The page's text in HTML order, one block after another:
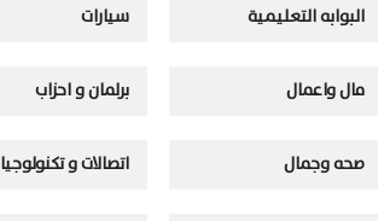
البوابه التعليمية سيارات
مال واعمال برلمان و احزاب
صحه وجمال اتصالات و تكنولوجيا